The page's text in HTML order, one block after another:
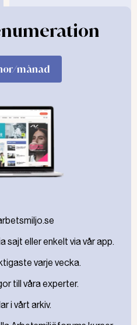
var uppenbart att
kraft. Göteborgs stad
för skolpojkes
kände till att det
med berget men har
rektorn till svars efter att
månad
sajt eller enkelt via vår app.
varje vecka.
till våra experter.
i vårt arkiv.